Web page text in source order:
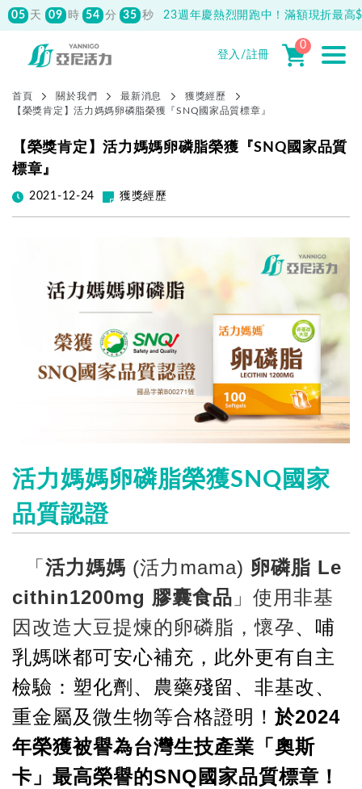
05 天 09 時 54 分 35 秒 23週年慶熱烈開跑中！滿額現折最高
登入/註冊
0
首頁 關於我們 最新消息
獲獎經歷
【榮獎肯定】活力媽媽卵磷脂榮獲『SNQ國家品質標章』
【榮獎肯定】活力媽媽卵磷脂榮獲『SNQ國家品質
標章』
2021-12-24 獲獎經歷
活力媽媽卵磷脂榮獲SNQ國家
品質認證
「 活力媽媽 (活力mama) 卵磷脂 Le
cithin1200mg 膠囊食品 」使用非基
因改造大豆提煉的卵磷脂，懷孕、哺
乳媽咪都可安心補充，此外更有自主
檢驗：塑化劑、農藥殘留、非基改、
重金屬及微生物等合格證明！ 於2024
年榮獲被譽為台灣生技產業「奧斯
卡」最高榮譽的SNQ國家品質標章！